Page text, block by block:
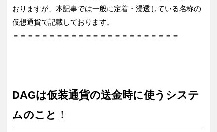
おりますが、本記事では一般に定着・浸透している名称の
仮想通貨で記載しております。
＝＝＝＝＝＝＝＝＝＝＝＝＝＝＝＝＝＝＝＝＝＝＝
DAGは仮装通貨の送金時に使うシステ
ムのこと！